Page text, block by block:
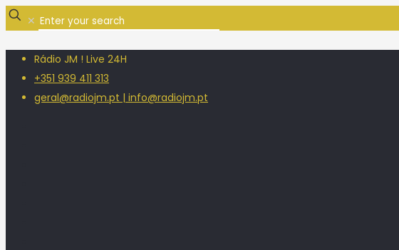
✕
Rádio JM ! Live 24H
+351 939 411 313
geral@radiojm.pt | info@radiojm.pt